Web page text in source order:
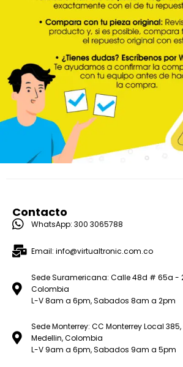
Contacto
WhatsApp: 300 3065788
Email: info@virtualtronic.com.co
Sede Suramericana: Calle 48d # 65a -
Colombia
L-V 8am a 6pm, Sabados 8am a 2pm
Sede Monterrey: CC Monterrey Local
Medellin, Colombia
L-V 9am a 6pm, Sabados 9am a 5pm